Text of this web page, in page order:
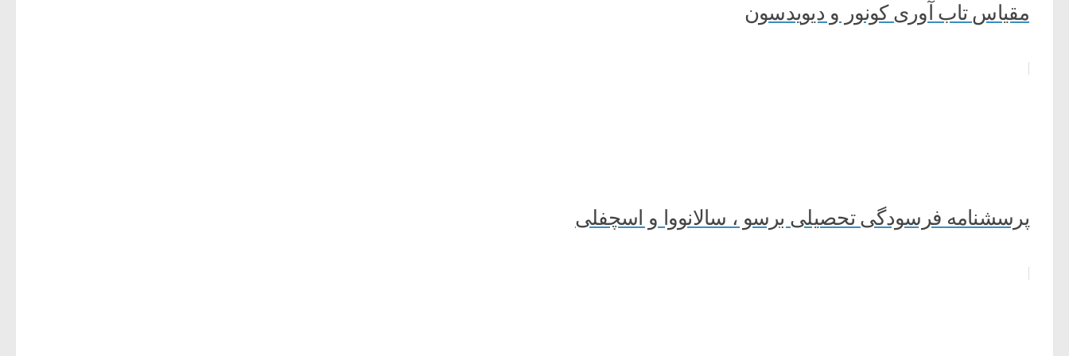
مقیاس تاب آوری کونور و دیویدسون
پرسشنامه فرسودگی تحصیلی برسو ، سالانووا و اسچفلی